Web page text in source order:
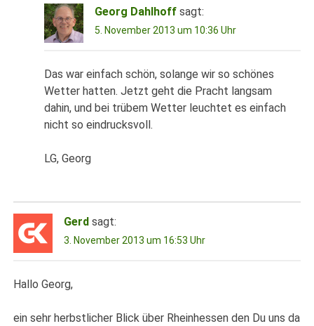
Georg Dahlhoff sagt:
5. November 2013 um 10:36 Uhr
Das war einfach schön, solange wir so schönes
Wetter hatten. Jetzt geht die Pracht langsam
dahin, und bei trübem Wetter leuchtet es einfach
nicht so eindrucksvoll.
LG, Georg
Gerd sagt:
3. November 2013 um 16:53 Uhr
Hallo Georg,
ein sehr herbstlicher Blick über Rheinhessen den Du uns da